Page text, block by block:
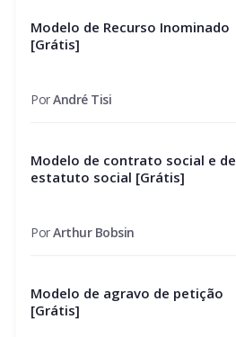
Modelo de Recurso Inominado
[Grátis]
PorAndré Tisi
Modelo de contrato social e de
estatuto social [Grátis]
PorArthur Bobsin
Modelo de agravo de petição
[Grátis]